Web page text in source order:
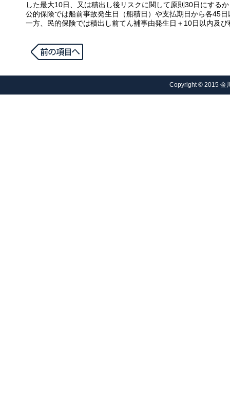
した最大10日、又は積出し後リスクに関して原則30日にする
公的保険では船前事故発生日（船積日）や支払期日から各45日
一方、民的保険では積出し前てん補事由発生日＋10日以内及
Copyright © 2015 金